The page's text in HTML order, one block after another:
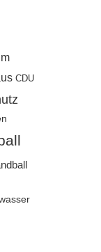
CDU